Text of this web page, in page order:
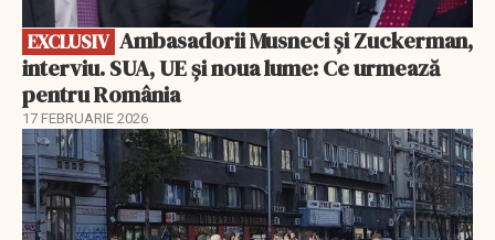
EXCLUSIV
interviu. SUA, UE și noua lume: Ce urmează
pentru România
17 FEBRUARIE 2026